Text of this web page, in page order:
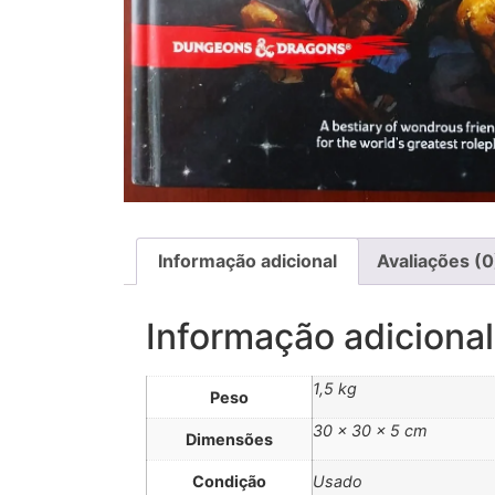
Informação adicional Avaliações
Informação adicional
Peso 1,5 kg
Dimensões 30 × 30 × 5 cm
Condição Usado